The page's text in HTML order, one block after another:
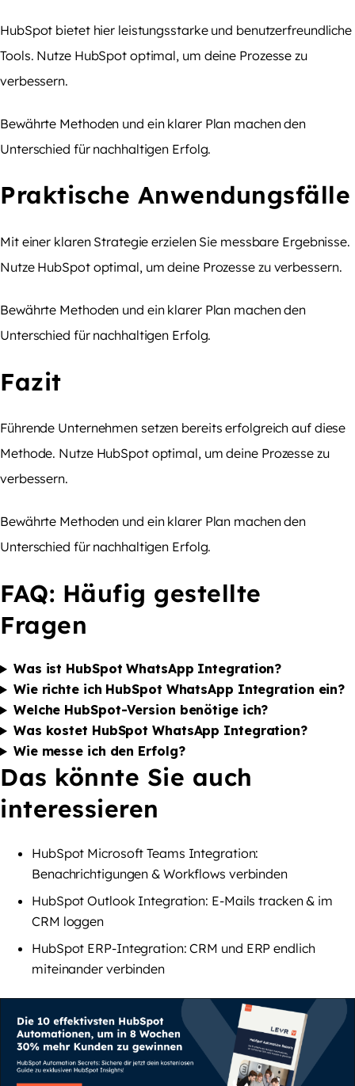
HubSpot bietet hier leistungsstarke und benutzerfreundliche
Tools. Nutze HubSpot optimal, um deine Prozesse zu
verbessern.
Bewährte Methoden und ein klarer Plan machen den
Unterschied für nachhaltigen Erfolg.
Praktische Anwendungsfälle
Mit einer klaren Strategie erzielen Sie messbare Ergebnisse.
Nutze HubSpot optimal, um deine Prozesse zu verbessern.
Bewährte Methoden und ein klarer Plan machen den
Unterschied für nachhaltigen Erfolg.
Fazit
Führende Unternehmen setzen bereits erfolgreich auf diese
Methode. Nutze HubSpot optimal, um deine Prozesse zu
verbessern.
Bewährte Methoden und ein klarer Plan machen den
Unterschied für nachhaltigen Erfolg.
FAQ: Häufig gestellte
Fragen
Was ist HubSpot WhatsApp Integration?
Wie richte ich HubSpot WhatsApp Integration ein?
Welche HubSpot-Version benötige ich?
Was kostet HubSpot WhatsApp Integration?
Wie messe ich den Erfolg?
Das könnte Sie auch
interessieren
HubSpot Microsoft Teams Integration:
Benachrichtigungen & Workflows verbinden
HubSpot Outlook Integration: E-Mails tracken & im
CRM loggen
HubSpot ERP-Integration: CRM und ERP endlich
miteinander verbinden